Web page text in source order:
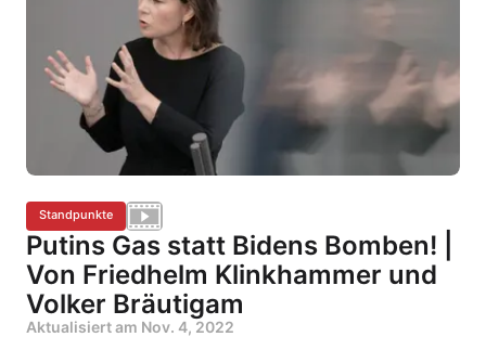
Standpunkte
Putins Gas statt Bidens Bomben! |
Von Friedhelm Klinkhammer und
Volker Bräutigam
Aktualisiert am Nov. 4, 2022